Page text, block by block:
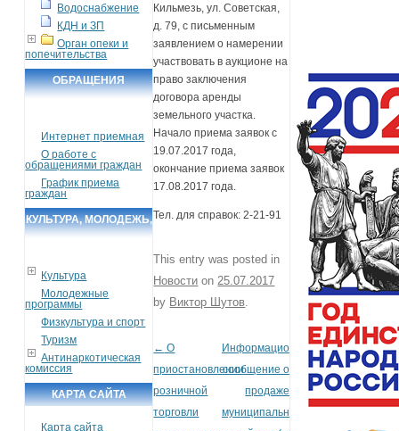
Водоснабжение
КДН и ЗП
Орган опеки и
попечительства
ОБРАЩЕНИЯ
Интернет приемная
О работе с
обращениями граждан
График приема
граждан
КУЛЬТУРА, МОЛОДЕЖЬ,
Культура
Молодежные
программы
Физкультура и спорт
Туризм
Антинаркотическая
комиссия
КАРТА САЙТА
Карта сайта
Кильмезь, ул. Советская,
д. 79, с письменным
заявлением о намерении
участвовать в аукционе на
право заключения
договора аренды
земельного участка.
Начало приема заявок с
19.07.2017 года,
окончание приема заявок
17.08.2017 года.
Тел. для справок: 2-21-91
This entry was posted in
Новости on 25.07.2017
by Виктор Шутов
Post navigation
← О
приостановлении
розничной
торговли
Информационное
сообщение о
продаже
муниципального